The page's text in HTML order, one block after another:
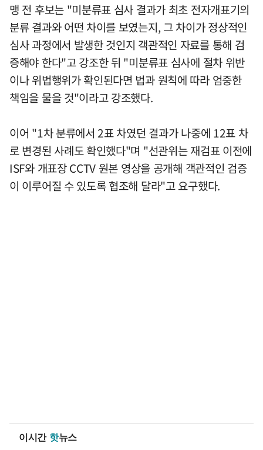
맹 전 후보는 "미분류표 심사 결과가 최초 전자개표기의
분류 결과와 어떤 차이를 보였는지, 그 차이가 정상적인
심사 과정에서 발생한 것인지 객관적인 자료를 통해 검
증해야 한다"고 강조한 뒤 "미분류표 심사에 절차 위반
이나 위법행위가 확인된다면 법과 원칙에 따라 엄중한
책임을 물을 것"이라고 강조했다.
이어 "1차 분류에서 2표 차였던 결과가 나중에 12표 차
로 변경된 사례도 확인했다"며 "선관위는 재검표 이전에
ISF와 개표장 CCTV 원본 영상을 공개해 객관적인 검증
이 이루어질 수 있도록 협조해 달라"고 요구했다.
이시간 핫뉴스